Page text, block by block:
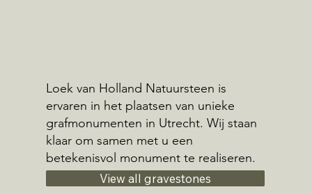
Loek van Holland Natuursteen is
ervaren in het plaatsen van unieke
grafmonumenten in Utrecht. Wij staan
klaar om samen met u een
betekenisvol monument te realiseren.
View all gravestones